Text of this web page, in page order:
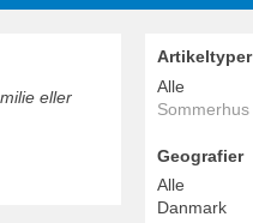
eller
Artikeltyper
Alle
Sommerhus
Geografier
Alle
Danmark